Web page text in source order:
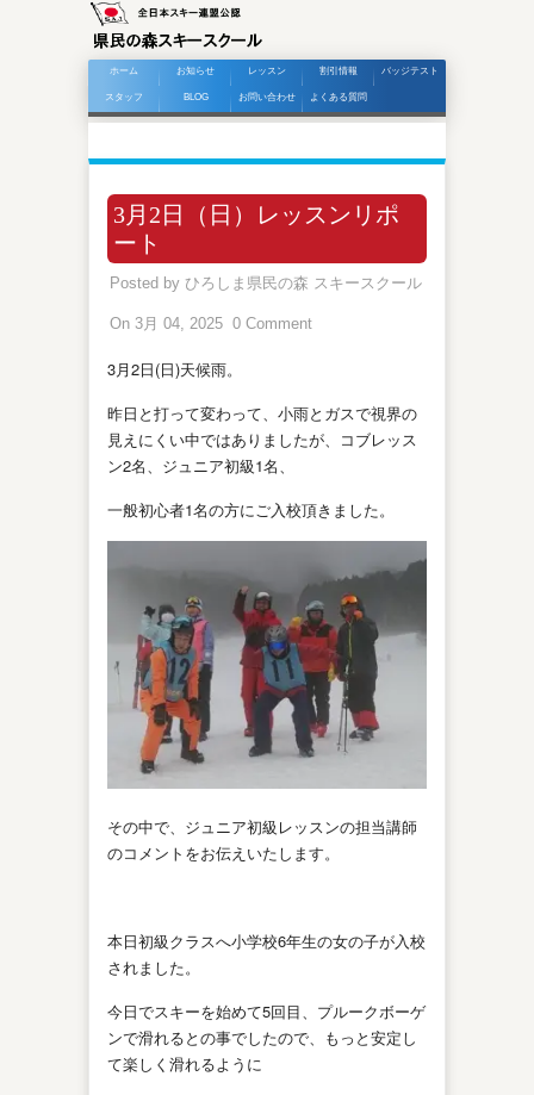
ホーム お知らせ レッスン 割引情報 バッジテスト
スタッフ BLOG お問い合わせ よくある質問
3月2日（日）レッスンリポ
ート
Posted by ひろしま県民の森 スキースクール
On 3月 04, 2025 0 Comment
3月2日(日)天候雨。
昨日と打って変わって、小雨とガスで視界の
見えにくい中ではありましたが、コブレッス
ン2名、ジュニア初級1名、
一般初心者1名の方にご入校頂きました。
その中で、ジュニア初級レッスンの担当講師
のコメントをお伝えいたします。
本日初級クラスへ小学校6年生の女の子が入校
されました。
今日でスキーを始めて5回目、プルークボーゲ
ンで滑れるとの事でしたので、もっと安定し
て楽しく滑れるように